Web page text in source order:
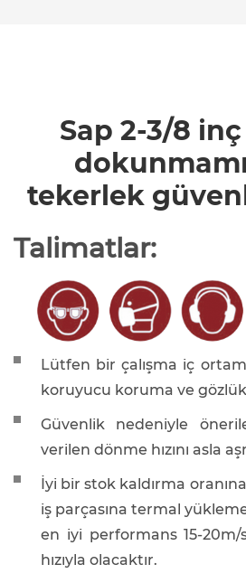
Sap 2-3/8
tekerlek
Talimatlar:
Lütfen bir çalışma iç ortam
koruyucu koruma ve gözlük
Güvenlik nedeniyle
verilen dönme hızını asla
İyi bir stok kaldırma
iş parçasına termal
en iyi performans 15-
hızıyla olacaktır.